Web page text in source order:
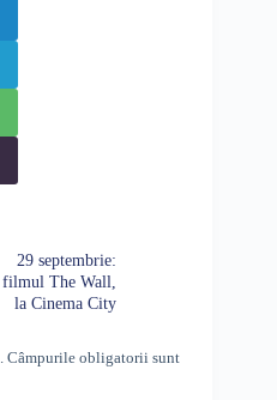
29 septembrie:
filmul The Wall,
la Cinema City
Câmpurile obligatorii sunt